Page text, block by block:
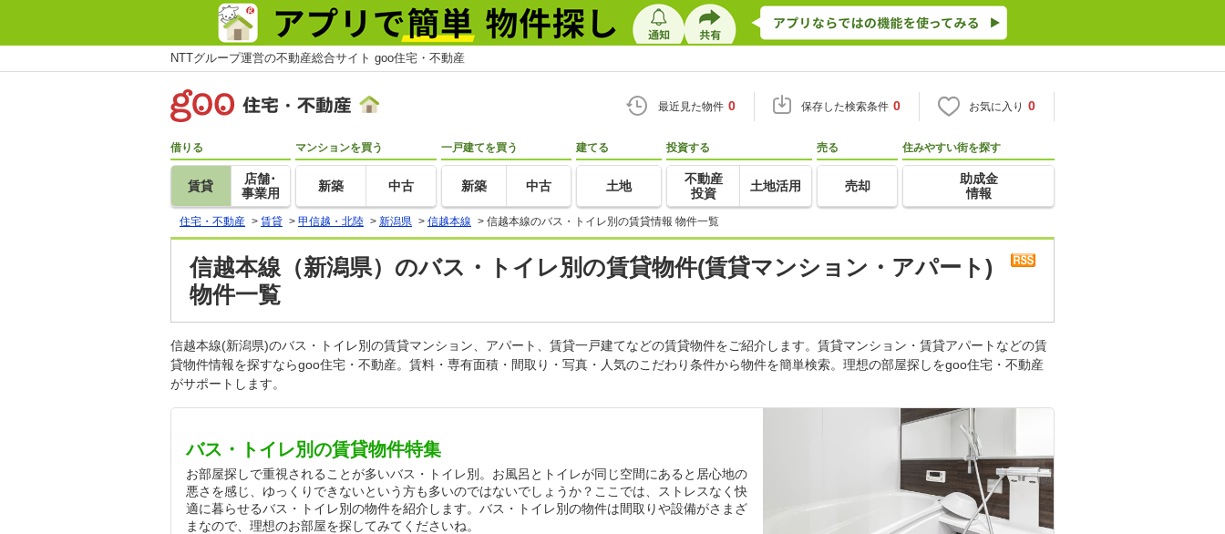
NTTグループ運営の不動産総合サイト goo住宅・不動産
最近見た物件 0 保存した検索条件 0 お気に入り 0
借りる
賃貸
店舗･
事業用
マンションを買う
新築 中古
一戸建てを買う
新築 中古
建てる
土地
投資する
不動産
投資
土地活用
売る
売却
住みやすい街を探す
助成金
情報
住宅・不動産 > 賃貸 > 甲信越・北陸 > 新潟県 > 信越本線 > 信越本線のバス・トイレ別の賃貸情報 物件一覧
信越本線（新潟県）のバス・トイレ別の賃貸物件(賃貸マンション・アパート)
物件一覧
信越本線(新潟県)のバス・トイレ別の賃貸マンション、アパート、賃貸一戸建てなどの賃貸物件をご紹介します。賃貸マンション・賃貸アパートなどの賃
貸物件情報を探すならgoo住宅・不動産。賃料・専有面積・間取り・写真・人気のこだわり条件から物件を簡単検索。理想の部屋探しをgoo住宅・不動産
がサポートします。
バス・トイレ別の賃貸物件特集
お部屋探しで重視されることが多いバス・トイレ別。お風呂とトイレが同じ空間にあると居心地の
悪さを感じ、ゆっくりできないという方も多いのではないでしょうか？ここでは、ストレスなく快
適に暮らせるバス・トイレ別の物件を紹介します。バス・トイレ別の物件は間取りや設備がさまざ
まなので、理想のお部屋を探してみてくださいね。